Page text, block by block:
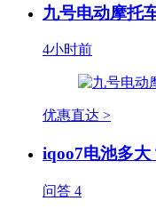
九号电动摩托
4小时前
优惠直达 >
iqoo7电池多
问答 4